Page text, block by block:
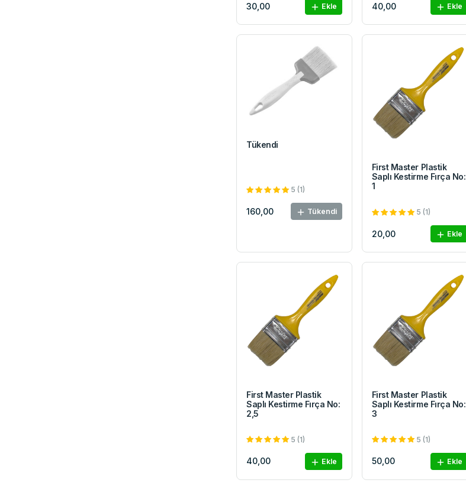
30,00 Ekle 40,00 Ekle
Tükendi
5 (1)
160,00 Tükendi
First Master Plastik
Saplı Kestirme Fırça No:
1
5 (1)
20,00 Ekle
First Master Plastik
Saplı Kestirme Fırça No:
2,5
5 (1)
40,00 Ekle
First Master Plastik
Saplı Kestirme Fırça No:
3
5 (1)
50,00 Ekle